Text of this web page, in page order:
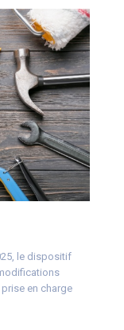
le dispositif
en charge